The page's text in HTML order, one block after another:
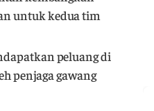
untuk kedua tim
peluang di
penjaga gawang